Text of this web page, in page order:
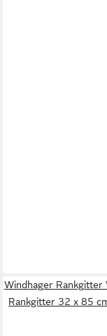
Windhager Rankgitter
Rankgitter 32 x 85